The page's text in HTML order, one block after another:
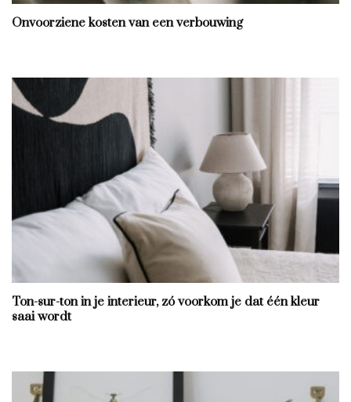
Onvoorziene kosten van een verbouwing
Ton-sur-ton in je interieur, zó voorkom je dat één kleur
saai wordt